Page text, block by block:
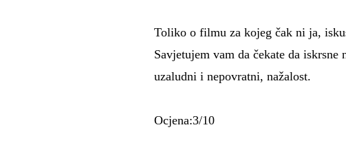
Toliko o filmu za kojeg čak ni ja,
Savjetujem vam da čekate da
uzaludni i nepovratni, nažalost.
Ocjena:3/10